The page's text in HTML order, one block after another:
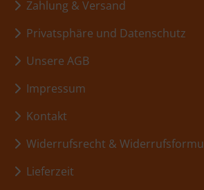
Zahlung & Versand
Privatsphäre und Datenschutz
Unsere AGB
Impressum
Kontakt
Widerrufsrecht &
Lieferzeit